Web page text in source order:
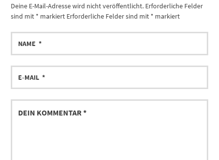
Deine E-Mail-Adresse wird nicht veröffentlicht. Erforderliche Felder
sind mit * markiert Erforderliche Felder sind mit * markiert